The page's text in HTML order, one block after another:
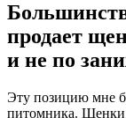
продает
и не по
Эту позицию мне
питомника. Щенки